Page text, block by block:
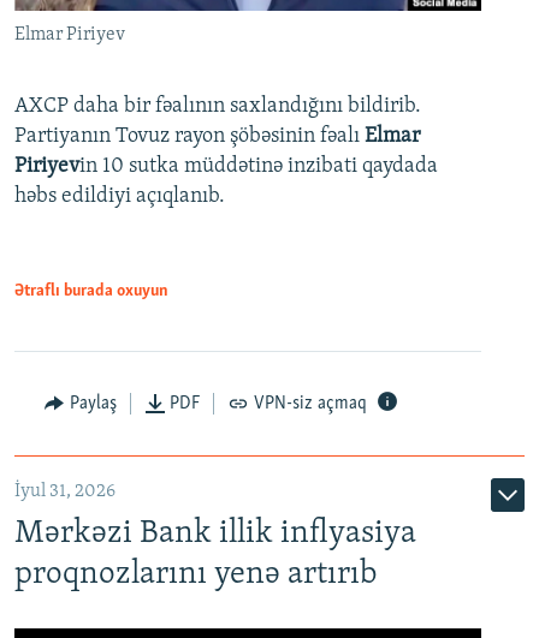
Elmar Piriyev
AXCP daha bir fəalının saxlandığını bildirib.
Partiyanın Tovuz rayon şöbəsinin fəalı Elmar
Piriyevin 10 sutka müddətinə inzibati qaydada
həbs edildiyi açıqlanıb.
Ətraflı burada oxuyun
Paylaş PDF VPN-siz açmaq
İyul 31, 2026
Mərkəzi Bank illik inflyasiya
proqnozlarını yenə artırıb